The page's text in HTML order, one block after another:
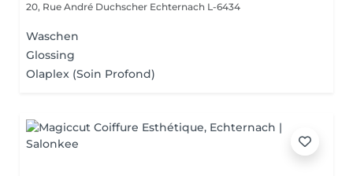
20, Rue André Duchscher Echternach L-6434
Waschen
Glossing
Olaplex (Soin Profond)